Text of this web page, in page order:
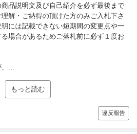
品説明文及び自己紹介を必ず最後まで
解・ご納得の頂けた方のみご入札下さ
には記載できない短期間の変更点や一
場合があるためご落札前に必ず１度お
...
もっと読む
違反報告